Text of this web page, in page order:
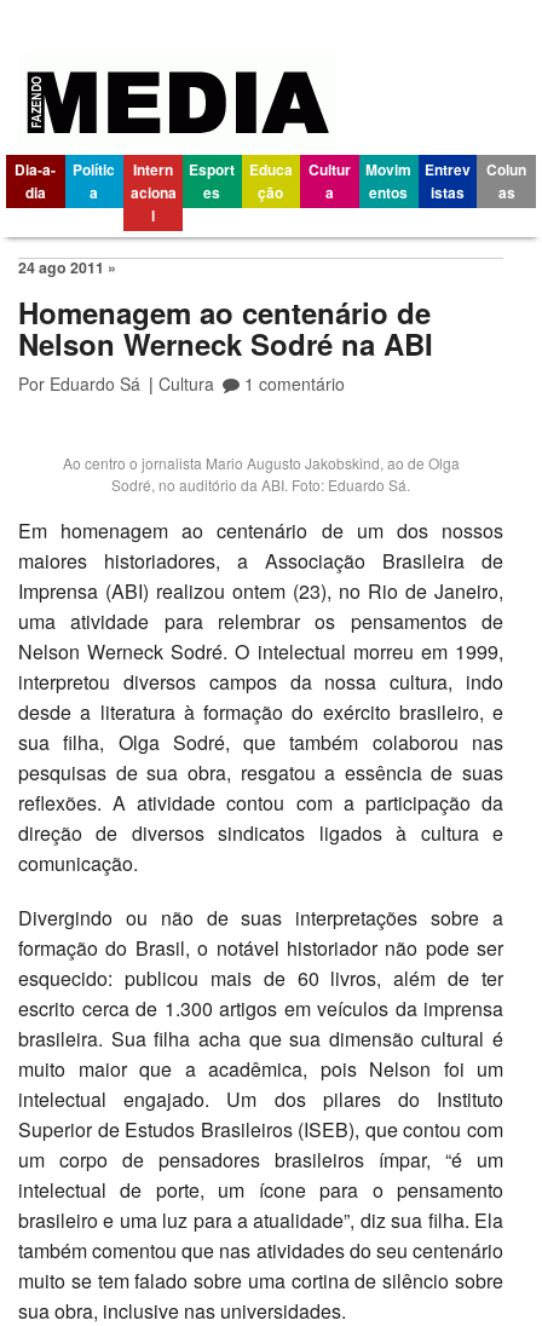
Dia-a-
dia
Polític
a
Intern
aciona
l
Esport
es
Educa
ção
Cultur
a
Movim
entos
Entrev
istas
Colun
as
24 ago 2011 »
Homenagem ao centenário de
Nelson Werneck Sodré na ABI
Por Eduardo Sá | Cultura 1 comentário
Ao centro o jornalista Mario Augusto Jakobskind, ao de Olga
Sodré, no auditório da ABI. Foto: Eduardo Sá.
Em homenagem ao centenário de um dos nossos
maiores historiadores, a Associação Brasileira de
Imprensa (ABI) realizou ontem (23), no Rio de Janeiro,
uma atividade para relembrar os pensamentos de
Nelson Werneck Sodré. O intelectual morreu em 1999,
interpretou diversos campos da nossa cultura, indo
desde a literatura à formação do exército brasileiro, e
sua filha, Olga Sodré, que também colaborou nas
pesquisas de sua obra, resgatou a essência de suas
reflexões. A atividade contou com a participação da
direção de diversos sindicatos ligados à cultura e
comunicação.
Divergindo ou não de suas interpretações sobre a
formação do Brasil, o notável historiador não pode ser
esquecido: publicou mais de 60 livros, além de ter
escrito cerca de 1.300 artigos em veículos da imprensa
brasileira. Sua filha acha que sua dimensão cultural é
muito maior que a acadêmica, pois Nelson foi um
intelectual engajado. Um dos pilares do Instituto
Superior de Estudos Brasileiros (ISEB), que contou com
um corpo de pensadores brasileiros ímpar, “é um
intelectual de porte, um ícone para o pensamento
brasileiro e uma luz para a atualidade”, diz sua filha. Ela
também comentou que nas atividades do seu centenário
muito se tem falado sobre uma cortina de silêncio sobre
sua obra, inclusive nas universidades.